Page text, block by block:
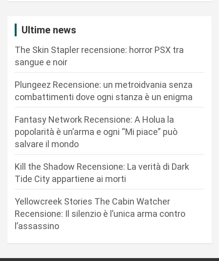
Ultime news
The Skin Stapler recensione: horror PSX tra
sangue e noir
Plungeez Recensione: un metroidvania senza
combattimenti dove ogni stanza è un enigma
Fantasy Network Recensione: A Holua la
popolarità è un’arma e ogni “Mi piace” può
salvare il mondo
Kill the Shadow Recensione: La verità di Dark
Tide City appartiene ai morti
Yellowcreek Stories The Cabin Watcher
Recensione: Il silenzio è l’unica arma contro
l’assassino